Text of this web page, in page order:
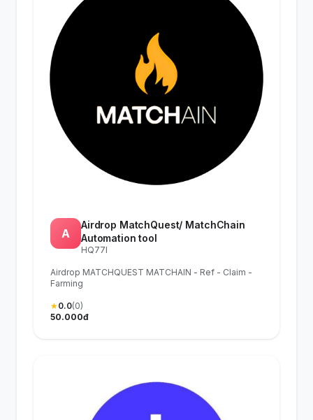
A
Airdrop MatchQuest/ MatchChain
Automation tool
HQ77I
Airdrop MATCHQUEST MATCHAIN - Ref - Claim -
Farming
★0.0(0)
50.000đ